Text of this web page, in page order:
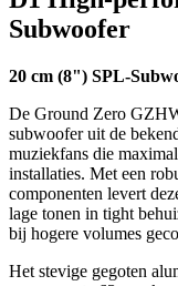
Subwoofer
20 cm (8") SPL-
De Ground Zero
subwoofer uit de
muziekfans die
installaties. Met een
componenten levert
lage tonen in tight
bij hogere volumes
Het stevige gegoten